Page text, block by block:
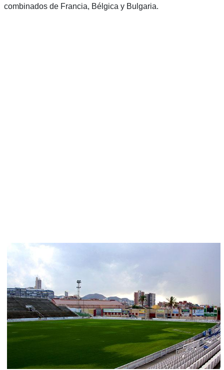
combinados de Francia, Bélgica y Bulgaria.